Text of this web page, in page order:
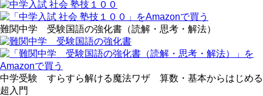
難関中学 受験国語の強化書（読解・思考・解法）
中学受験 すらすら解ける魔法ワザ 算数・基本からはじめる
超入門